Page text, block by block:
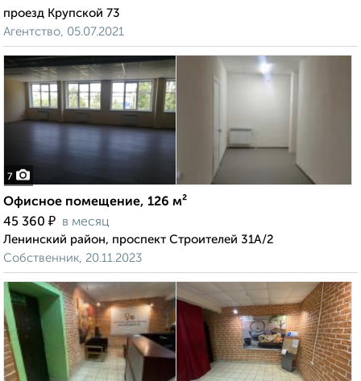
проезд Крупской 73
Агентство, 05.07.2021
7
Офисное помещение, 126 м²
45 360 ₽ в месяц
Ленинский район, проспект Строителей 31А/2
Собственник, 20.11.2023